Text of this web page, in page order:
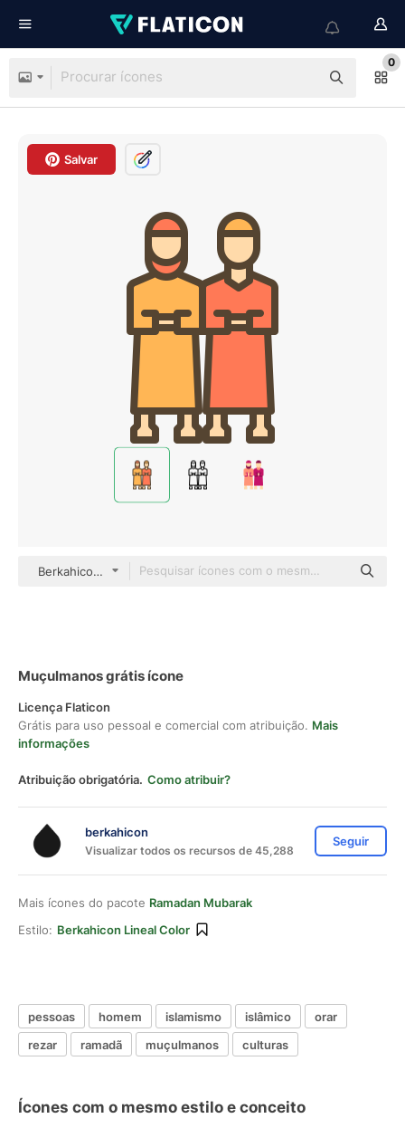
0
Salvar
Berkahicon Lineal Color
Muçulmanos grátis ícone
Licença Flaticon
Grátis para uso pessoal e comercial com atribuição. Mais
informações
Atribuição obrigatória. Como atribuir?
berkahicon
Visualizar todos os recursos de 45,288
Seguir
Mais ícones do pacote Ramadan Mubarak
Estilo: Berkahicon Lineal Color
pessoas homem islamismo islâmico
orar
rezar
ramadã muçulmanos culturas
Ícones com o mesmo estilo e conceito